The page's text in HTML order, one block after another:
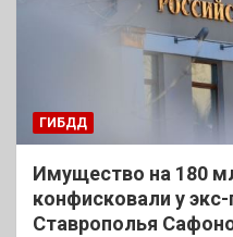
ГИБДД
Имущество на 180
конфисковали у
Ставрополья